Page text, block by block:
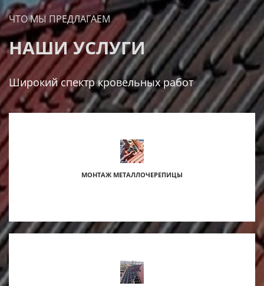
ЧТО МЫ ПРЕДЛАГАЕМ
НАШИ УСЛУГИ
Широкий спектр кровельных работ
МОНТАЖ МЕТАЛЛОЧЕРЕПИЦЫ